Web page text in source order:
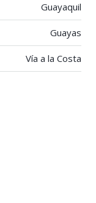
Guayaquil
Guayas
Vía a la Costa